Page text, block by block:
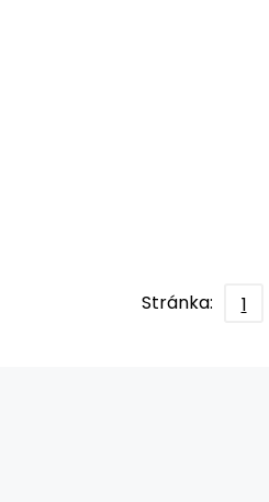
Stránka: 1